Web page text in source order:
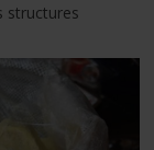
structures